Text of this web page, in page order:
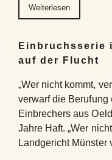
Weiterlesen
Einbruchsserie
auf der Flucht
„Wer nicht kommt,
verwarf die Berufung
Einbrechers aus
Jahre Haft. „Wer
Landgericht